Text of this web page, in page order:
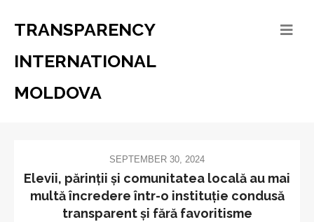
TRANSPARENCY
INTERNATIONAL
MOLDOVA
SEPTEMBER 30, 2024
Elevii, părinții și comunitatea locală au mai
multă încredere într-o instituție condusă
transparent și fără favoritisme